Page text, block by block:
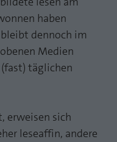
haben
dennoch im
Medien
täglichen
erweisen sich
leseaffin, andere